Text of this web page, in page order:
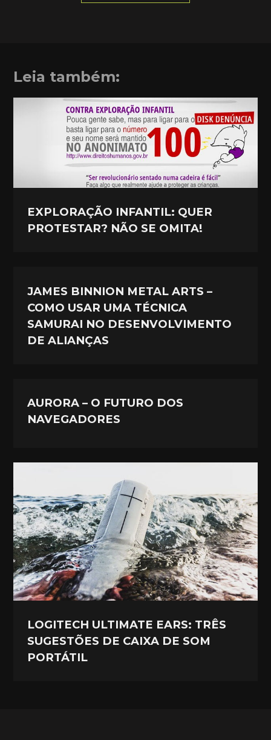
Leia também:
EXPLORAÇÃO INFANTIL: QUER
PROTESTAR? NÃO SE OMITA!
JAMES BINNION METAL ARTS –
COMO USAR UMA TÉCNICA
SAMURAI NO DESENVOLVIMENTO
DE ALIANÇAS
AURORA – O FUTURO DOS
NAVEGADORES
LOGITECH ULTIMATE EARS: TRÊS
SUGESTÕES DE CAIXA DE SOM
PORTÁTIL